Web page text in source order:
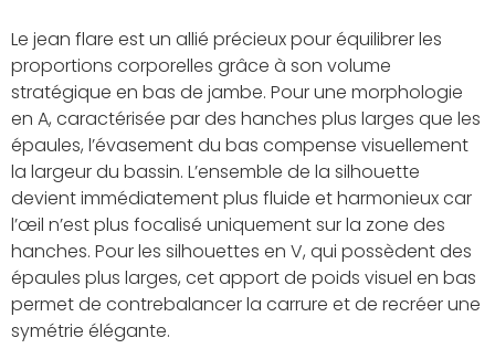
Le jean flare est un allié précieux pour équilibrer les
proportions corporelles grâce à son volume
stratégique en bas de jambe. Pour une morphologie
en A, caractérisée par des hanches plus larges que les
épaules, l’évasement du bas compense visuellement
la largeur du bassin. L’ensemble de la silhouette
devient immédiatement plus fluide et harmonieux car
l’œil n’est plus focalisé uniquement sur la zone des
hanches. Pour les silhouettes en V, qui possèdent des
épaules plus larges, cet apport de poids visuel en bas
permet de contrebalancer la carrure et de recréer une
symétrie élégante.